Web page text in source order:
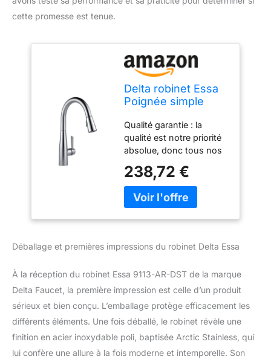
cette promesse est tenue.
Delta robinet Essa
Poignée simple
avec rabattable
magnétique
d'accueil
Qualité garantie : la
qualité est notre priorité
absolue, donc tous nos
cuisine sont testés et
certifiés, respectent ou
dépassent les
convient pour 1 ou 3
Installations centrales
avec plaque de finition
en option (incluse). Le
gouttes et les
éclaboussures de
s'échapper sous le
238,72 €
Déballage et premières impressions du robinet Delta Essa
À la réception du robinet Essa 9113-AR-DST de la marque
Delta Faucet, la première impression est celle d’un produit
sérieux et bien conçu. L’emballage protège efficacement les
différents éléments. Une fois déballé, le robinet révèle une
finition en acier inoxydable poli, baptisée Arctic Stainless, qui
lui confère une allure à la fois moderne et intemporelle. Son